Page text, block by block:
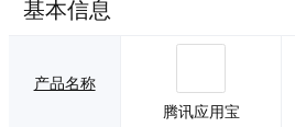
基本信息
产品名称
腾讯应用宝